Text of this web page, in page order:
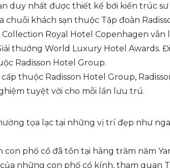
duy nhất được thiết kế bởi kiến trúc sư
khách sạn thuộc Tập đoàn
Royal Hotel Copenhagen
thưởng World Luxury Hotel Awards.
Radisson Hotel Group.
thuộc Radisson Hotel Group,
tuyệt vời cho mỗi lần lưu trú.
tọa lạc tại những vị trí đẹp như
phố cổ đã tồn tại hàng trăm năm
những con phố cổ kính, tham quan